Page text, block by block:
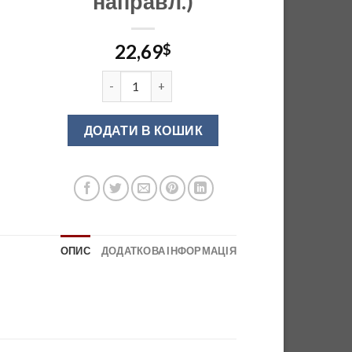
22,69$
ДОДАТИ В КОШИК
ОПИС ДОДАТКОВА ІНФОРМАЦІЯ